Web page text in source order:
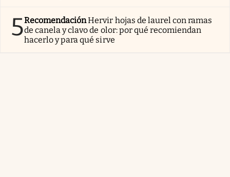
5RecomendaciónHervir hojas de laurel con ramas
de canela y clavo de olor: por qué recomiendan
hacerlo y para qué sirve